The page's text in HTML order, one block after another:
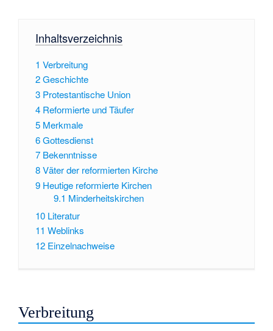
Inhaltsverzeichnis
1 Verbreitung
2Geschichte
3 Protestantische Union
4 Reformierte und Täufer
5 Merkmale
6Gottesdienst
7 Bekenntnisse
8Väter der reformierten Kirche
9 Heutige reformierte Kirchen
9.1 Minderheitskirchen
10 Literatur
11 Weblinks
12 Einzelnachweise
Verbreitung